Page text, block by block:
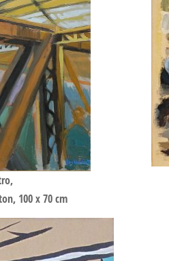
100 x 70 cm